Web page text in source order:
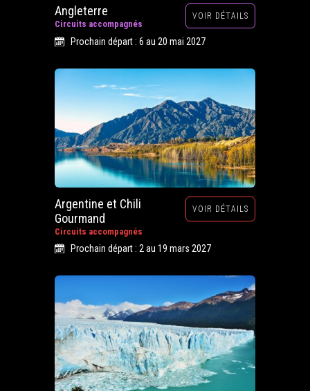
Angleterre
Circuits accompagnés
VOIR DÉTAILS
Prochain départ : 6 au 20 mai 2027
Argentine et Chili
Gourmand
Circuits accompagnés
VOIR DÉTAILS
Prochain départ : 2 au 19 mars 2027